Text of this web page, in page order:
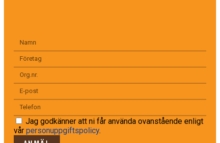
Jag godkänner att ni får använda ovanstående enligt
vår personuppgiftspolicy.